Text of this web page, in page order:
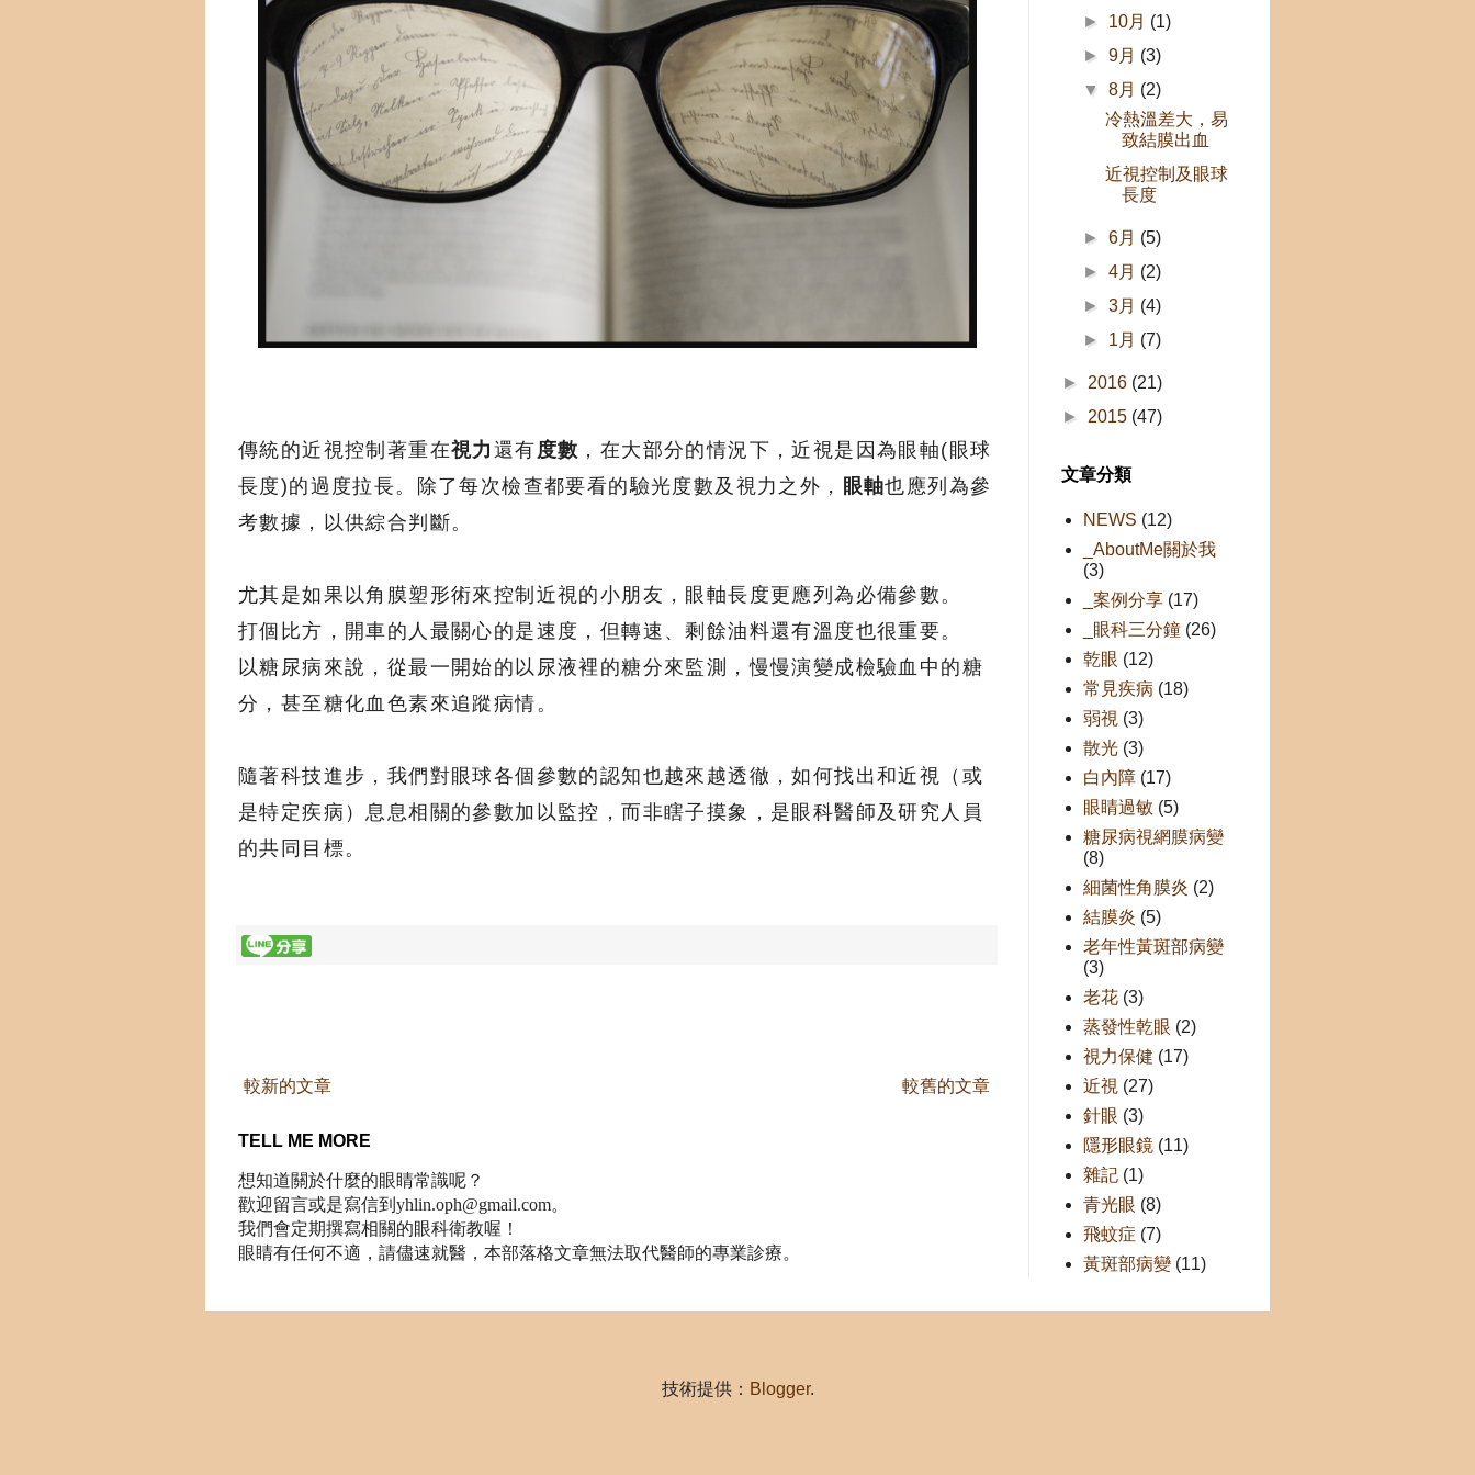
傳統的近視控制著重在視力 還有 度數 ，在大部分的情況下，近視是因為眼軸(眼球
長度)的過度拉長。除了每次檢查都要看的驗光度數及視力之外， 眼軸也應列為參
考數據，以供綜合判斷。
尤其是如果以角膜塑形術來控制近視的小朋友，眼軸長度更應列為必備參數。
打個比方，開車的人最關心的是速度，但轉速、剩餘油料還有溫度也很重要。
以糖尿病來說，從最一開始的以尿液裡的糖分來監測，慢慢演變成檢驗血中的糖
分，甚至糖化血色素來追蹤病情。
隨著科技進步，我們對眼球各個參數的認知也越來越透徹，如何找出和近視（或
是特定疾病）息息相關的參數加以監控，而非瞎子摸象，是眼科醫師及研究人員
的共同目標。
較新的文章 較舊的文章
TELL ME MORE
想知道關於什麼的眼睛常識呢？
歡迎留言或是寫信到yhlin.oph@gmail.com。
我們會定期撰寫相關的眼科衛教喔！
眼睛有任何不適，請儘速就醫，本部落格文章無法取代醫師的專業診療。
► 10月 (1)
►9月 (3)
▼8月 (2)
冷熱溫差大，易
致結膜出血
近視控制及眼球
長度
►6月 (5)
►4月 (2)
►3月 (4)
► 1月 (7)
► 2016 (21)
► 2015 (47)
文章分類
NEWS (12)
_AboutMe關於我
(3)
_案例分享 (17)
_眼科三分鐘 (26)
乾眼 (12)
常見疾病 (18)
弱視 (3)
散光 (3)
白內障 (17)
眼睛過敏 (5)
糖尿病視網膜病變
(8)
細菌性角膜炎 (2)
結膜炎 (5)
老年性黃斑部病變
(3)
老花 (3)
蒸發性乾眼 (2)
視力保健 (17)
近視 (27)
針眼 (3)
隱形眼鏡 (11)
雜記 (1)
青光眼 (8)
飛蚊症 (7)
黃斑部病變 (11)
技術提供： Blogger.